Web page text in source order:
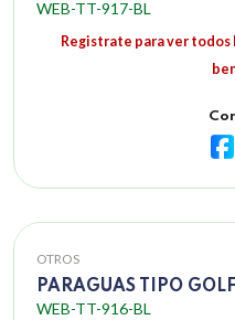
WEB-TT-917-BL
Registrate para ver
OTROS
PARAGUAS TIPO
WEB-TT-916-BL